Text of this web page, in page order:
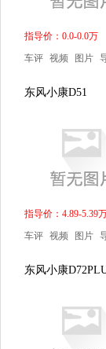
指导价：0.0-0.0万
车评 视频 图片
东风小康D51
指导价：4.89-5.39
车评 视频 图片
东风小康